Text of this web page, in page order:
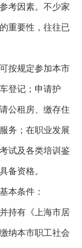
考因素。不少家
重要性，往往已
按规定参加本市
登记；申请护
公租房、缴存住
务；在职业发展
试及各类培训鉴
备资格。
条件：
持有《上海市居
纳本市职工社会